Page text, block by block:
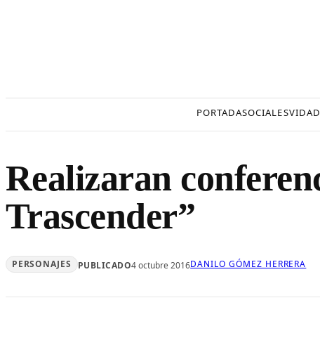
PORTADASOCIALESVIDA
Realizaran
Trascender”
PERSONAJES PUBLICADO4 octubre 2016DANILO GÓMEZ HERRERA